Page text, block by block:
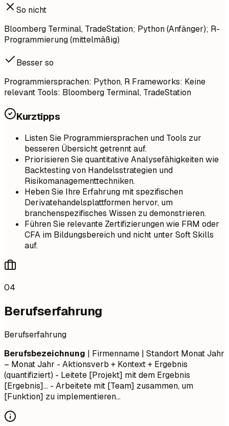
So nicht
Bloomberg Terminal, TradeStation; Python (Anfänger); R-
Programmierung (mittelmäßig)
Besser so
Programmiersprachen: Python, R Frameworks: Keine
relevant Tools: Bloomberg Terminal, TradeStation
Kurztipps
Listen Sie Programmiersprachen und Tools zur
besseren Übersicht getrennt auf.
Priorisieren Sie quantitative Analysefähigkeiten wie
Backtesting von Handelsstrategien und
Risikomanagementtechniken.
Heben Sie Ihre Erfahrung mit spezifischen
Derivatehandelsplattformen hervor, um
branchenspezifisches Wissen zu demonstrieren.
Führen Sie relevante Zertifizierungen wie FRM oder
CFA im Bildungsbereich und nicht unter Soft Skills
auf.
04
Berufserfahrung
Berufserfahrung
Berufsbezeichnung | Firmenname | Standort Monat Jahr
– Monat Jahr - Aktionsverb + Kontext + Ergebnis
(quantifiziert) - Leitete [Projekt] mit dem Ergebnis
[Ergebnis]... - Arbeitete mit [Team] zusammen, um
[Funktion] zu implementieren...